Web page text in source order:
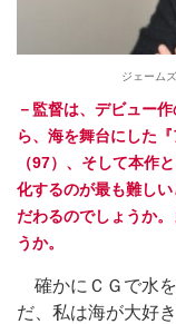
ジェーム
－監督は、デビュー
ら、海を舞台にした
（97）、そして本作
化するのが最も難し
だわるのでしょうか
うか。
確かにＣＧで水
だ、私は海が大好